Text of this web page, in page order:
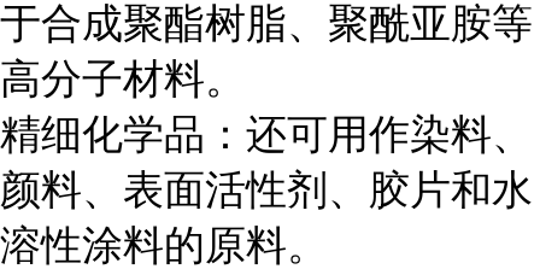
于合成聚酯树脂、聚酰亚胺等
高分子材料。
精细化学品 ：还可用作染料、
颜料、表面活性剂、胶片和水
溶性涂料的原料。